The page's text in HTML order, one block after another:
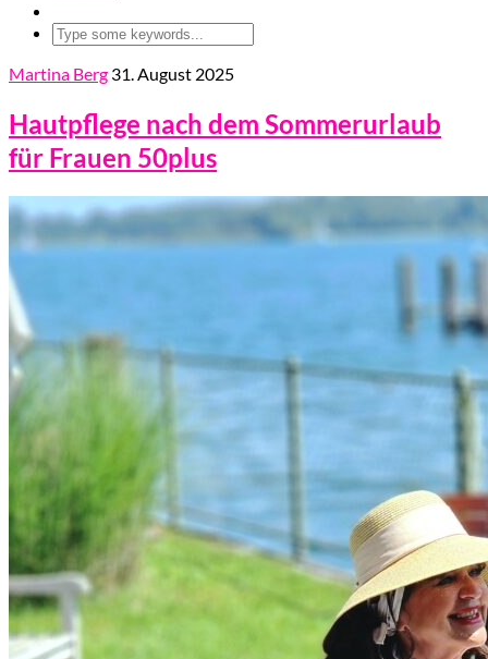
Martina Berg 31. August 2025
Hautpflege nach dem Sommerurlaub
für Frauen 50plus